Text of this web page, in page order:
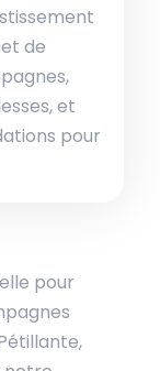
de
et
pour
pour